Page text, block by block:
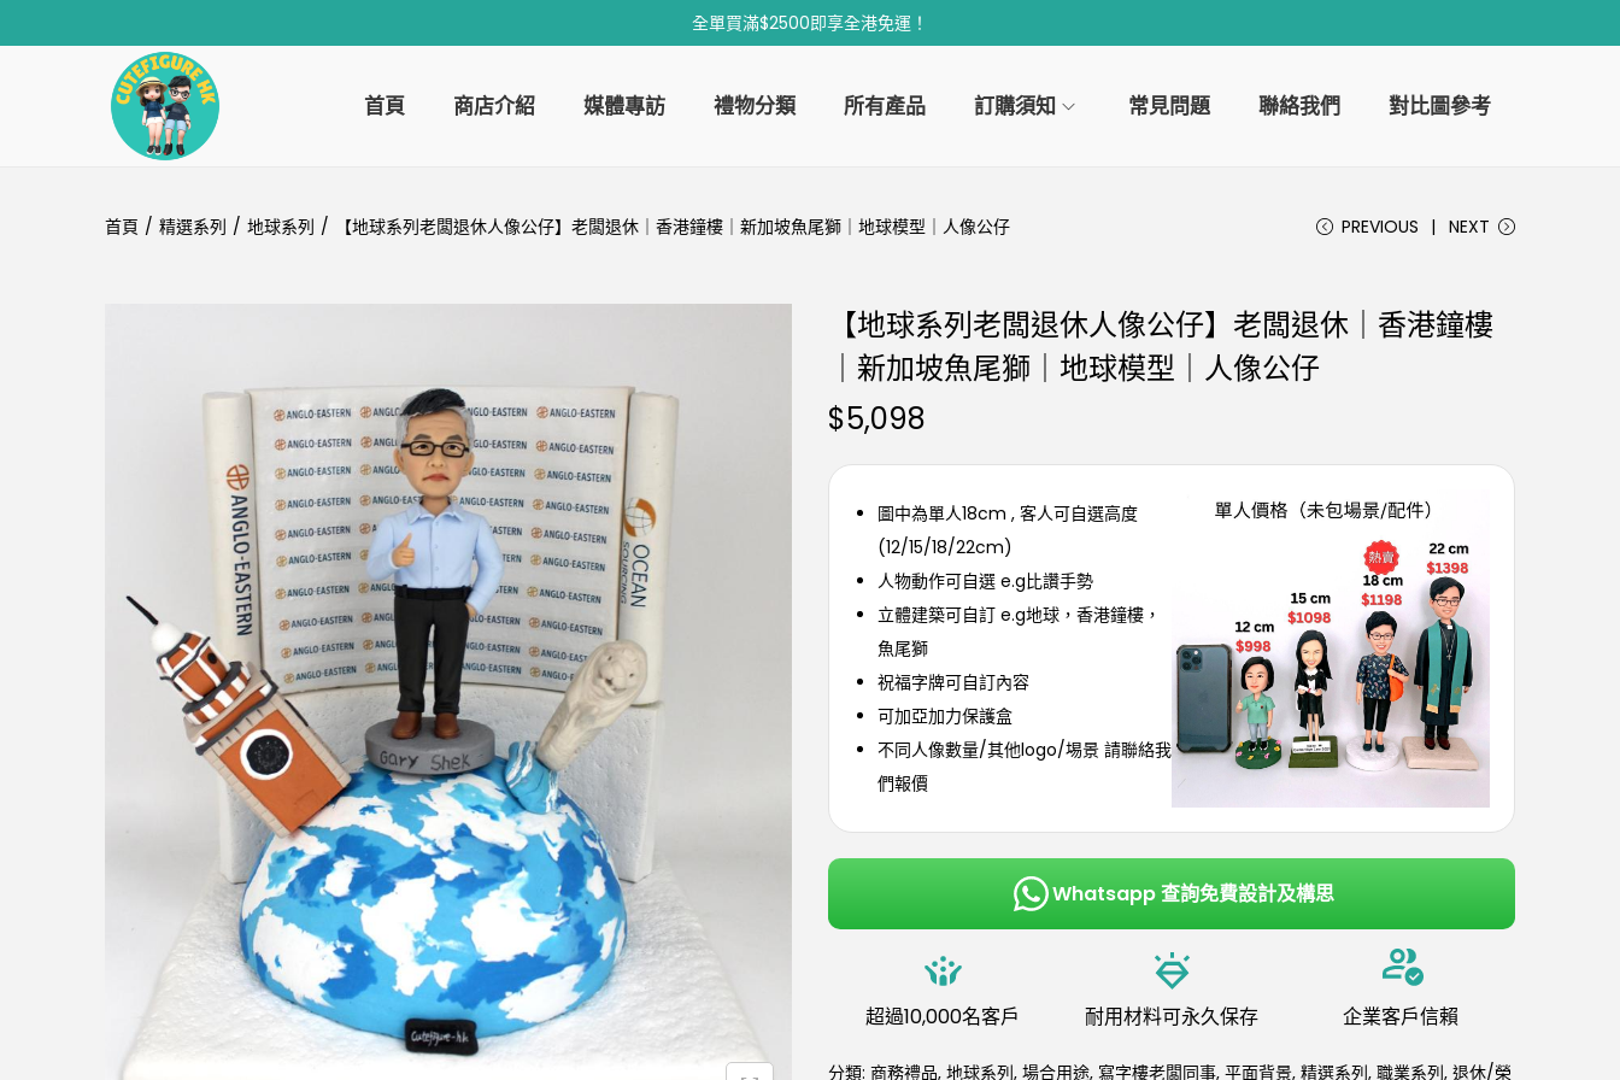
全單買滿$2500即享全港免運！
首頁 商店介紹 媒體專訪 禮物分類 所有產品 訂購須知 常見問題 聯絡我們 對比圖參考
首頁 / 精選系列 / 地球系列 / 【地球系列老闆退休人像公仔】老闆退休｜香港鐘樓｜新加坡魚尾獅｜地球模型｜人像公仔 PREVIOUS NEXT
【地球系列老闆退休人像公仔】老闆退休｜香港鐘樓
｜新加坡魚尾獅｜地球模型｜人像公仔
$5,098
圖中為單人18cm , 客人可自選高度
(12/15/18/22cm)
人物動作可自選 e.g比讚手勢
立體建築可自訂 e.g地球，香港鐘樓，
魚尾獅
祝福字牌可自訂內容
可加亞加力保護盒
不同人像數量/其他logo/埸景 請聯絡我
們報價
Whatsapp 查詢免費設計及構思
超過10,000名客戶 耐用材料可永久保存 企業客戶信賴
分類: 商務禮品, 地球系列, 場合用途, 寫字樓老闆同事, 平面背景, 精選系列, 職業系列, 退休/榮